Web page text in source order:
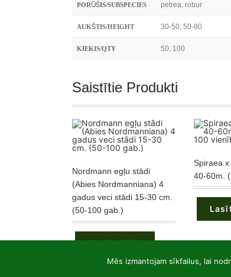
PORŪŠIS/SUBSPECIES petrea, robur
AUKŠTIS/HEIGHT 30-50, 50-80
KIEKIS/QTY 50, 100
Saistītie Produkti
Nordmann egļu stādi
(Abies Nordmanniana) 4
gadus veci stādi 15-30 cm.
(50-100 gab.)
Lasīt vairāk
Spiraea
40-60m.
Mēs izmantojam sīkfailus, lai